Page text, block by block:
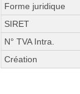
Forme juridique
SIRET
N° TVA Intra.
Création